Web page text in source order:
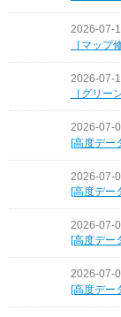
2026-07-
［マップ
2026-07-
［グリー
2026-07-
[高度デー
2026-07-
[高度デー
2026-07-
[高度デー
2026-07-
[高度デー